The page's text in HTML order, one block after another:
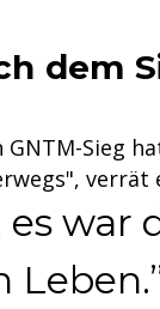
dem
GNTM-Sieg
verrät
es war
Leben.